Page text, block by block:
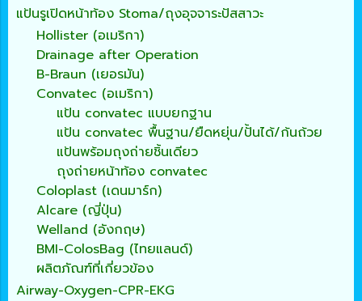
แป้นรูเปิดหน้าท้อง Stoma/ถุงอุจจาระปัสสาวะ
Hollister (อเมริกา)
Drainage after Operation
B-Braun (เยอรมัน)
Convatec (อเมริกา)
แป้น convatec แบบยกฐาน
แป้น convatec พื้นฐาน/ยืดหยุ่น/ปั้นได้/ก้นถ้วย
แป้นพร้อมถุงถ่ายชิ้นเดียว
ถุงถ่ายหน้าท้อง convatec
Coloplast (เดนมาร์ก)
Alcare (ญี่ปุ่น)
Welland (อังกฤษ)
BMI-ColosBag (ไทยแลนด์)
ผลิตภัณฑ์ที่เกี่ยวข้อง
Airway-Oxygen-CPR-EKG